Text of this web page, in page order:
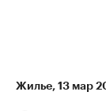
Жилье⁠, 13 мар